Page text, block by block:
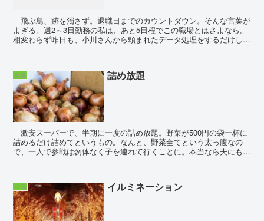
飛ぶ鳥、跡を濁さず。退職日までのカウントダウン。そんな言葉が
よぎる。週2～3日勤務の私は、あと5日程でこの職場とはさよなら。
相変わらず昨日も、小川さんから頼まれたデータ処理をするだけして
生活 詰め放題
激安スーパーで、半期に一度の詰め放題。野菜が500円の袋一杯に
詰めるだけ詰めてというもの。なんと、野菜全てという太っ腹なの
で、一人で参戦は勿体なく子を連れて行くことに。本当なら夫にも来
生活 イルミネーション